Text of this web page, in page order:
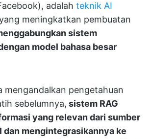
adalah teknik AI
meningkatkan pembuatan
sistem
model bahasa besar
mengandalkan pengetahuan
sebelumnya, sistem RAG
yang relevan dari sumber
dan mengintegrasikannya ke